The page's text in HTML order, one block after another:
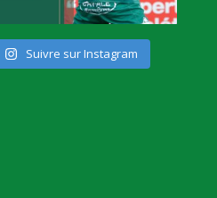
Suivre sur Instagram